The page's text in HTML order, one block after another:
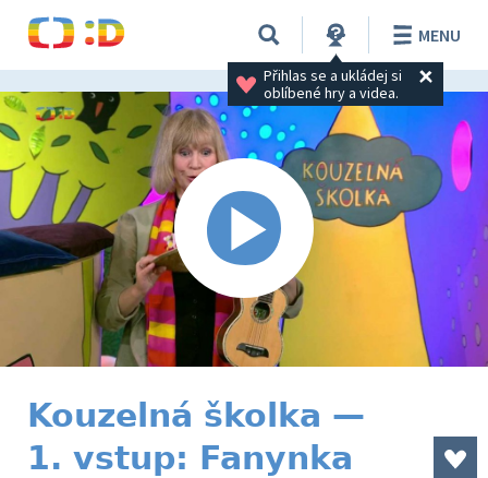
Přihlas se a ukládej si
oblíbené hry a videa.
MENU
Kouzelná školka —
1. vstup: Fanynka